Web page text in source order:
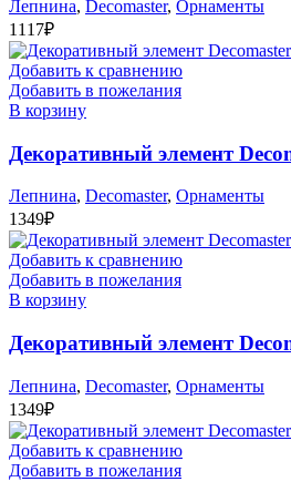
Лепнина, Decomaster, Орнаменты
1117₽
Добавить к сравнению
Добавить в пожелания
В корзину
Декоративный элемент
Лепнина, Decomaster, Орнаменты
1349₽
Добавить к сравнению
Добавить в пожелания
В корзину
Декоративный элемент
Лепнина, Decomaster, Орнаменты
1349₽
Добавить к сравнению
Добавить в пожелания